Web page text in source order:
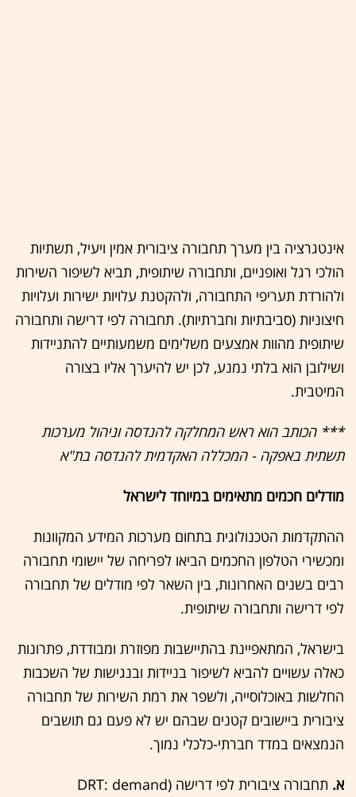
אינטגרציה בין מערך תחבורה ציבורית אמין ויעיל, תשתיות
הולכי רגל ואופניים, ותחבורה שיתופית, תביא לשיפור השירות
ולהורדת תעריפי התחבורה, ולהקטנת עלויות ישירות ועלויות
חיצוניות (סביבתיות וחברתיות). תחבורה לפי דרישה ותחבורה
שיתופית מהוות אמצעים משלימים משמעותיים להתניידות
ושילובן הוא בלתי נמנע, לכן יש להיערך אליו בצורה
המיטבית.
*** הכותב הוא ראש המחלקה להנדסה וניהול מערכות
תשתית באפקה - המכללה האקדמית להנדסה בת"א
מודלים חכמים מתאימים במיוחד לישראל
ההתקדמות הטכנולוגית בתחום מערכות המידע המקוונות
ומכשירי הטלפון החכמים הביאו לפריחה של יישומי תחבורה
רבים בשנים האחרונות, בין השאר לפי מודלים של תחבורה
לפי דרישה ותחבורה שיתופית.
בישראל, המתאפיינת בהתיישבות מפוזרת ומבודדת, פתרונות
כאלה עשויים להביא לשיפור בניידות ובנגישות של השכבות
החלשות באוכלוסייה, ולשפר את רמת השירות של תחבורה
ציבורית ביישובים קטנים שבהם יש לא פעם גם תושבים
הנמצאים במדד חברתי-כלכלי נמוך.
א.
תחבורה ציבורית לפי דרישה (DRT: demand